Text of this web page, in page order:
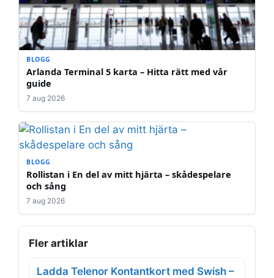
BLOGG
Arlanda Terminal 5 karta – Hitta rätt med vår
guide
7 aug 2026
BLOGG
Rollistan i En del av mitt hjärta – skådespelare
och sång
7 aug 2026
Fler artiklar
Ladda Telenor Kontantkort med Swish –